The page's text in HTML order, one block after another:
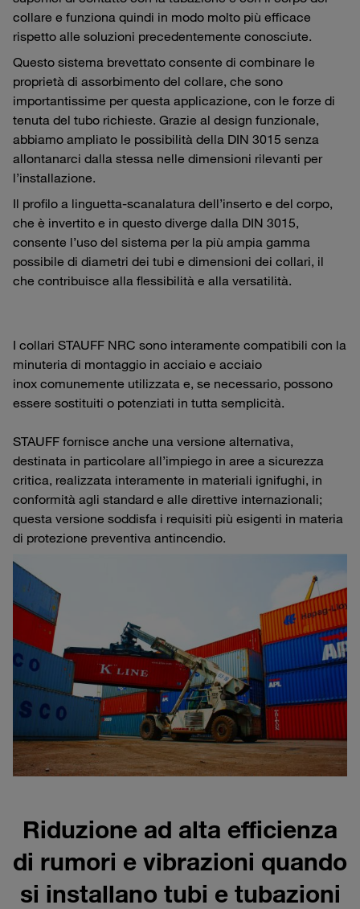
collare e funziona quindi in modo molto più efficace
rispetto alle soluzioni precedentemente conosciute.
Questo sistema brevettato consente di combinare le
proprietà di assorbimento del collare, che sono
importantissime per questa applicazione, con le forze di
tenuta del tubo richieste. Grazie al design funzionale,
abbiamo ampliato le possibilità della DIN 3015 senza
allontanarci dalla stessa nelle dimensioni rilevanti per
l’installazione.
Il profilo a linguetta-scanalatura dell’inserto e del corpo,
che è invertito e in questo diverge dalla DIN 3015,
consente l’uso del sistema per la più ampia gamma
possibile di diametri dei tubi e dimensioni dei collari, il
che contribuisce alla flessibilità e alla versatilità.
I collari STAUFF NRC sono interamente compatibili con la
minuteria di montaggio in acciaio e acciaio
inox comunemente utilizzata e, se necessario, possono
essere sostituiti o potenziati in tutta semplicità.
STAUFF fornisce anche una versione alternativa,
destinata in particolare all’impiego in aree a sicurezza
critica, realizzata interamente in materiali ignifughi, in
conformità agli standard e alle direttive internazionali;
questa versione soddisfa i requisiti più esigenti in materia
di protezione preventiva antincendio.
Riduzione ad alta efficienza
di rumori e vibrazioni quando
si installano tubi e tubazioni